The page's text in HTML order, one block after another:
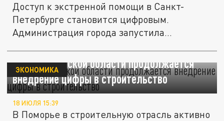
Доступ к экстренной помощи в Санкт-
Петербурге становится цифровым.
Администрация города запустила
В Архангельской области продолжается
внедрение цифры в строительство
ЭКОНОМИКА
18 ИЮЛЯ 15:39
В Поморье в строительную отрасль активно